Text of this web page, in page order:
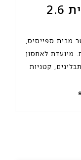
קופסא אקרילית מלבנית 2.6
2.6 ליטר ליטר מבית ספייסיס,
מיועדת לאחסון
קטניות